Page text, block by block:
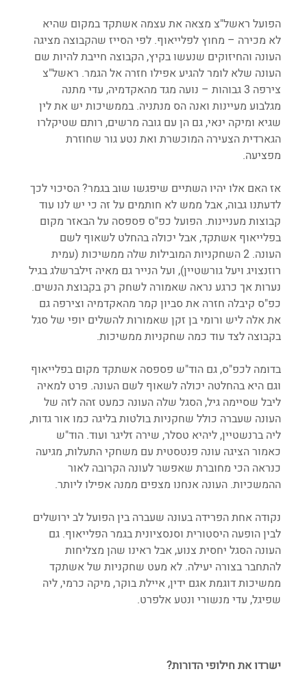
הפועל ראשל"צ מצאה את עצמה אשתקד במקום שהיא
לא מכירה – מחוץ לפלייאוף. לפי הסייז שהקבוצה מציגה
העונה והחיזוקים שנעשו בקיץ, הקבוצה חייבת להיות שם
העונה שלא לומר להגיע אפילו חזרה אל הגמר. ראשל"צ
צירפה 3 גבוהות – נועה מגד מהאקדמיה, עדי מתנה
מגלבוע מעיינות ואנה הס מנתניה. בממשיכות יש את לין
שגיא ומיקה ינאי, גם הן עם גובה מרשים, רותם שטיקלרו
הגארדית הצעירה המוכשרת ואת נטע גור שחוזרת
מפציעה.
אז האם אלו יהיו השתיים שיפגשו שוב בגמר? הסיכוי לכך
לדעתנו גבוה, אבל ממש לא חותמים על זה כי יש לנו עוד
קבוצות מעניינות. הפועל כפ"ס פספסה על הבאזר מקום
בפלייאוף אשתקד, אבל יכולה בהחלט לשאוף לשם
העונה. 2 השחקניות המובילות שלה ממשיכות (עמית
רוזנצויג ויעל גורשטיין), ועל הנייר גם מאיה זילברשלג בגיל
נערות אך כרגע נראה שאמורה לשחק רק בקבוצת הנשים.
כפ"ס קיבלה חזרה את סביון קמר מהאקדמיה וצירפה גם
את אלה ליש ורומי בן זקן שאמורות להשלים יופי של סגל
בקבוצה לצד עוד כמה שחקניות ממשיכות.
בדומה לכפ"ס, גם הוד"ש פספסה אשתקד מקום בפלייאוף
וגם היא בהחלטה יכולה לשאוף לשם העונה. פרט למאיה
ליבל שסיימה גיל, הסגל שלה העונה כמעט זהה לזה של
העונה שעברה כולל שחקניות בולטות בליגה כמו אור גדות,
ליה ברנשטיין, ליהיא טסלר, שירה זליגר ועוד. הוד"ש
כאמור הציגה עונה פנטסטית עם משחקי התעלות, מגיעה
כנראה הכי מחוברת שאפשר לעונה הקרובה לאור
ההמשכיות. העונה אנחנו מצפים ממנה אפילו ליותר.
נקודה אחת הפרידה בעונה שעברה בין הפועל לב ירושלים
לבין הופעה היסטורית וסנסציונית בגמר הפלייאוף. גם
העונה הסגל יחסית צנוע, אבל ראינו שהן מצליחות
להתחבר בצורה יעילה. לא מעט שחקניות של אשתקד
ממשיכות דוגמת אגם ידין, איילת בוקר, מיקה כרמי, ליה
שפיגל, עדי מנשורי ונטע אלפרט.
ישרדו את חילופי הדורות?